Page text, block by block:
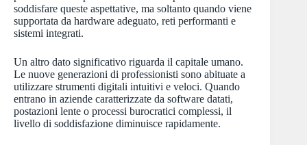
soddisfare queste aspettative, ma soltanto quando viene
supportata da hardware adeguato, reti performanti e
sistemi integrati.
Un altro dato significativo riguarda il capitale umano.
Le nuove generazioni di professionisti sono abituate a
utilizzare strumenti digitali intuitivi e veloci. Quando
entrano in aziende caratterizzate da software datati,
postazioni lente o processi burocratici complessi, il
livello di soddisfazione diminuisce rapidamente.